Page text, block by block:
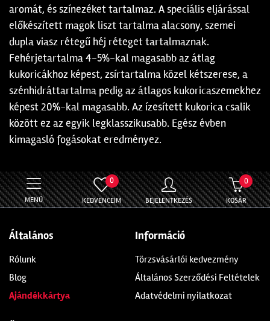
aromát, és színezéket tartalmaz. A speciális eljárással
előkészített magok liszt tartalma alacsony, szemei
dupla viasz rétegű héj réteget tartalmaznak.
Fehérjetartalma 4-5%-kal magasabb az átlag
kukoricákhoz képest, zsírtartalma közel kétszerese, a
szénhidráttartalma pedig az átlagos kukoricaszemekhez
képest 20%-kal magasabb. Az ízesített kukorica csalik
között ez az egyik legklasszikusabb. Egész évben
kimagasló fogásokat eredményez.
MENÜ
0
KEDVENCEIM BEJELENTKEZÉS
0
KOSÁR
Általános
Rólunk
Blog
Ajándékkártya
Információ
Törzsvásárlói kedvezmény
Általános Szerződési Feltételek
Adatvédelmi nyilatkozat